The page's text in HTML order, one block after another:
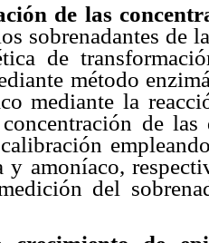
de las
sobrenadantes de
de
método
mediante la
de las
y amoníaco,
del